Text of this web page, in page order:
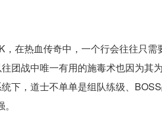
在热血传奇中，一个行会往往只
团战中唯一有用的施毒术也因为其
下，道士不单单是组队练级、